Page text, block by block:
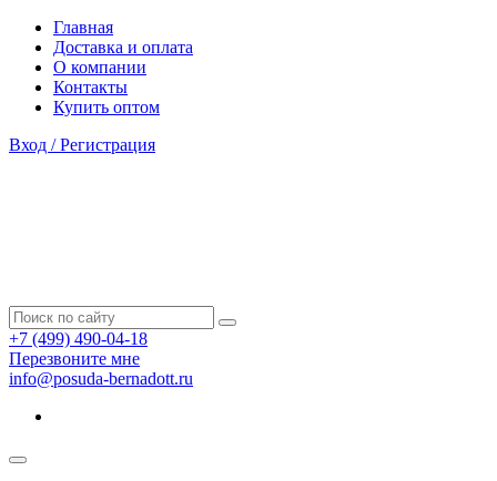
Главная
Доставка и оплата
О компании
Контакты
Купить оптом
Вход / Регистрация
+7 (499) 490-04-18
Перезвоните мне
info@posuda-bernadott.ru